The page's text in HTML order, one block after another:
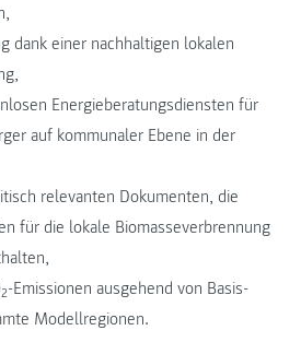
dank einer nachhaltigen lokalen
Energieberatungsdiensten für
auf kommunaler Ebene in der
relevanten Dokumenten, die
für die lokale Biomasseverbrennung
2-Emissionen ausgehend von Basis-
Modellregionen.